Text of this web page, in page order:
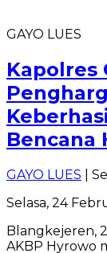
GAYO LUES
Kapolres
Bencana
GAYO LUES |
Selasa, 24
Blangkejeren,
AKBP Hyrowo